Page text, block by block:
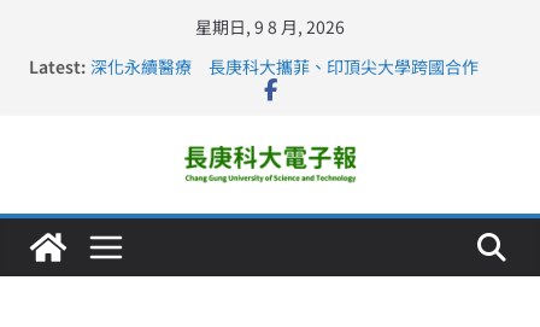
星期日, 9 8 月, 2026
Latest: 深化永續醫療 長庚科大攜菲、印頂尖大學跨國合作
長庚科大訪凱瑟醫療集團、美容學校收穫豐
仁德醫專與長庚科大締結策略聯盟 培育護理尖兵
長庚科大連四年穩居《遠見》醫學大學第5名 辦學實力再